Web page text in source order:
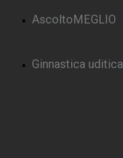
AscoltoMEGLIO
Ginnastica uditica